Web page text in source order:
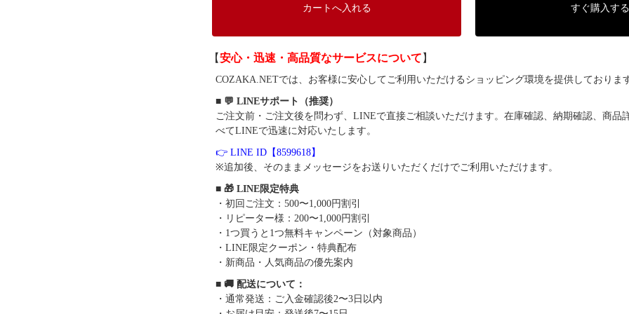
カートへ入れる すぐ購入する
【安心・迅速・高品質なサービスについて 】
COZAKA.NETでは、お客様に安心してご利用いただけるショッピング環境を提供しておりま
■ 💬 LINEサポート（推奨）
ご注文前・ご注文後を問わず、LINEで直接ご相談いただけます。在庫確認、納期確認、商品
べてLINEで迅速に対応いたします。
👉 LINE ID【8599618】
※追加後、そのままメッセージをお送りいただくだけでご利用いただけます。
■ 🎁 LINE限定特典
・初回ご注文：500〜1,000円割引
・リピーター様：200〜1,000円割引
・1つ買うと1つ無料キャンペーン（対象商品）
・LINE限定クーポン・特典配布
・新商品・人気商品の優先案内
■ 🚚 配送について：
・通常発送：ご入金確認後2〜3日以内